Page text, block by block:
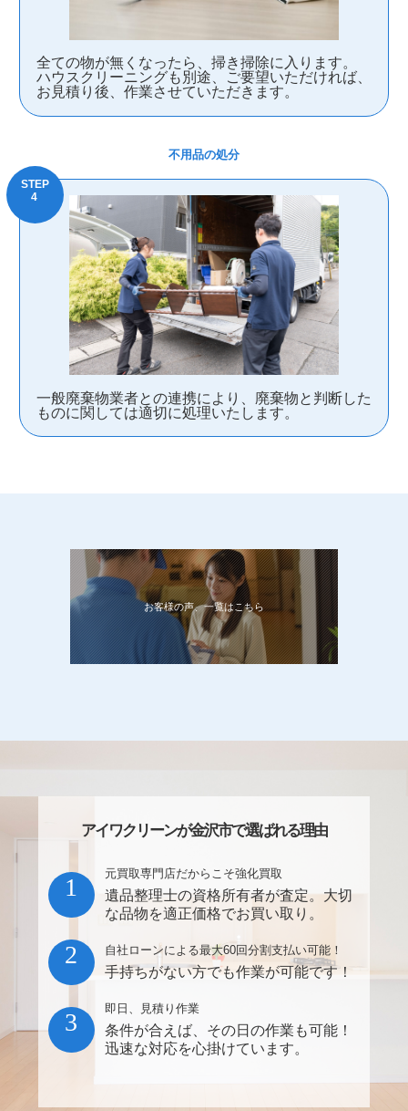
全ての物が無くなったら、掃き掃除に入ります。
ハウスクリーニングも別途、ご要望いただければ、
お見積り後、作業させていただきます。
不用品の処分
一般廃棄物業者との連携により、廃棄物と判断した
ものに関しては適切に処理いたします。
お客様の声、一覧はこちら
アイワクリーンが金沢市で選ばれる理由
元買取専門店だからこそ強化買取
遺品整理士の資格所有者が査定。大切
な品物を適正価格でお買い取り。
1
自社ローンによる最大60回分割支払い可能！
手持ちがない方でも作業が可能です！
2
即日、見積り作業
条件が合えば、その日の作業も可能！
迅速な対応を心掛けています。
3